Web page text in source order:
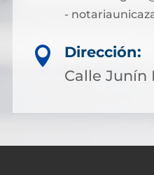
-

Dirección:
Calle Junín